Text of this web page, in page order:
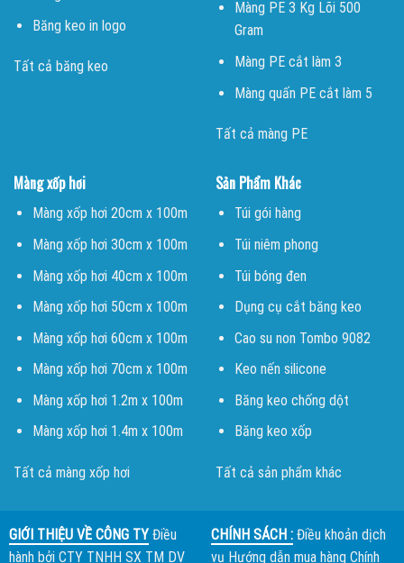
Băng keo in logo
Tất cả băng keo
Màng PE 3 Kg Lõi 500
Gram
Màng PE cắt làm 3
Màng quấn PE cắt làm 5
Tất cả màng PE
Màng xốp hơi
Màng xốp hơi 20cm x 100m
Màng xốp hơi 30cm x 100m
Màng xốp hơi 40cm x 100m
Màng xốp hơi 50cm x 100m
Màng xốp hơi 60cm x 100m
Màng xốp hơi 70cm x 100m
Màng xốp hơi 1.2m x 100m
Màng xốp hơi 1.4m x 100m
Tất cả màng xốp hơi
Sản Phẩm Khác
Túi gói hàng
Túi niêm phong
Túi bóng đen
Dụng cụ cắt băng keo
Cao su non Tombo 9082
Keo nến silicone
Băng keo chống dột
Băng keo xốp
Tất cả sản phẩm khác
GIỚI THIỆU VỀ CÔNG TYĐiều
hành bởi CTY TNHH SX TM DV
CHÍNH SÁCH : Điều khoản dịch
vụ Hướng dẫn mua hàng Chính